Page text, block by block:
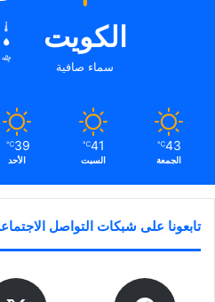
الكويت
سماء صافية
43
℃
الجمعة
41
℃
السبت
39
℃
الأحد
تابعونا على شبكات التواصل